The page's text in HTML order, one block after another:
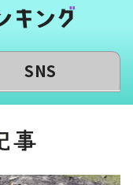
SNS